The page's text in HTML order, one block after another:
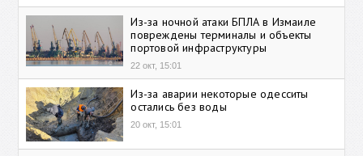
Из-за ночной атаки БПЛА в Измаиле
повреждены терминалы и объекты
портовой инфраструктуры
22 окт, 15:01
Из-за аварии некоторые одесситы
остались без воды
20 окт, 15:01